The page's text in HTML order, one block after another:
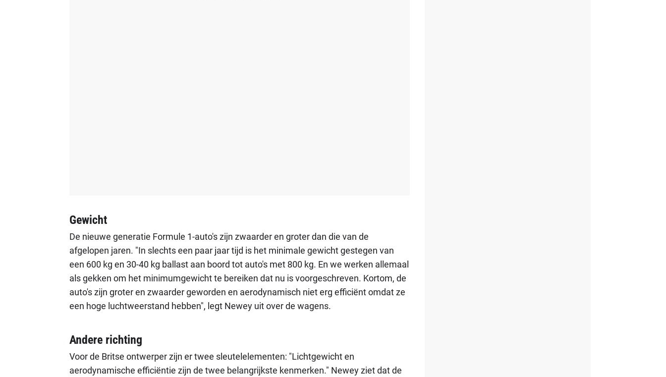
Gewicht
De nieuwe generatie Formule 1-auto's zijn zwaarder en groter dan die van de
afgelopen jaren. "In slechts een paar jaar tijd is het minimale gewicht gestegen van
een 600 kg en 30-40 kg ballast aan boord tot auto's met 800 kg. En we werken allemaal
als gekken om het minimumgewicht te bereiken dat nu is voorgeschreven. Kortom, de
auto's zijn groter en zwaarder geworden en aerodynamisch niet erg efficiënt omdat ze
een hoge luchtweerstand hebben", legt Newey uit over de wagens.
Andere richting
Voor de Britse ontwerper zijn er twee sleutelelementen: "Lichtgewicht en
aerodynamische efficiëntie zijn de twee belangrijkste kenmerken." Newey ziet dat de